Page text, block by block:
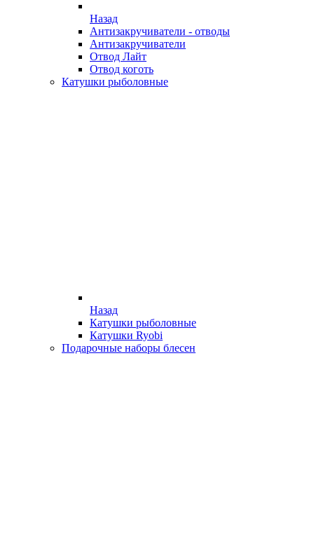
Назад
Антизакручиватели - отводы
Антизакручиватели
Отвод Лайт
Отвод коготь
Катушки рыболовные
Назад
Катушки рыболовные
Катушки Ryobi
Подарочные наборы блесен